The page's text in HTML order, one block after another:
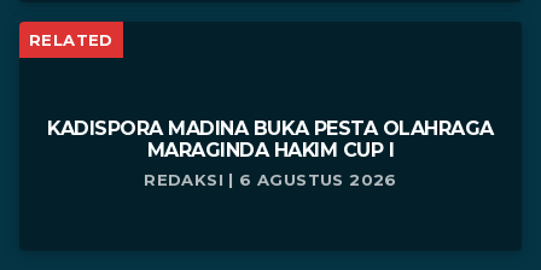
RELATED
KADISPORA MADINA BUKA PESTA OLAHRAGA
MARAGINDA HAKIM CUP I
REDAKSI | 6 AGUSTUS 2026